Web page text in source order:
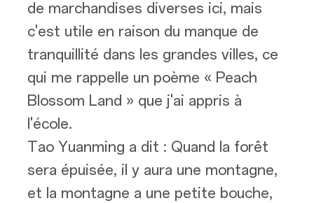
de marchandises diverses ici, mais
c'est utile en raison du manque de
tranquillité dans les grandes villes, ce
qui me rappelle un poème « Peach
Blossom Land » que j'ai appris à
l'école.
Tao Yuanming a dit : Quand la forêt
sera épuisée, il y aura une montagne,
et la montagne a une petite bouche,